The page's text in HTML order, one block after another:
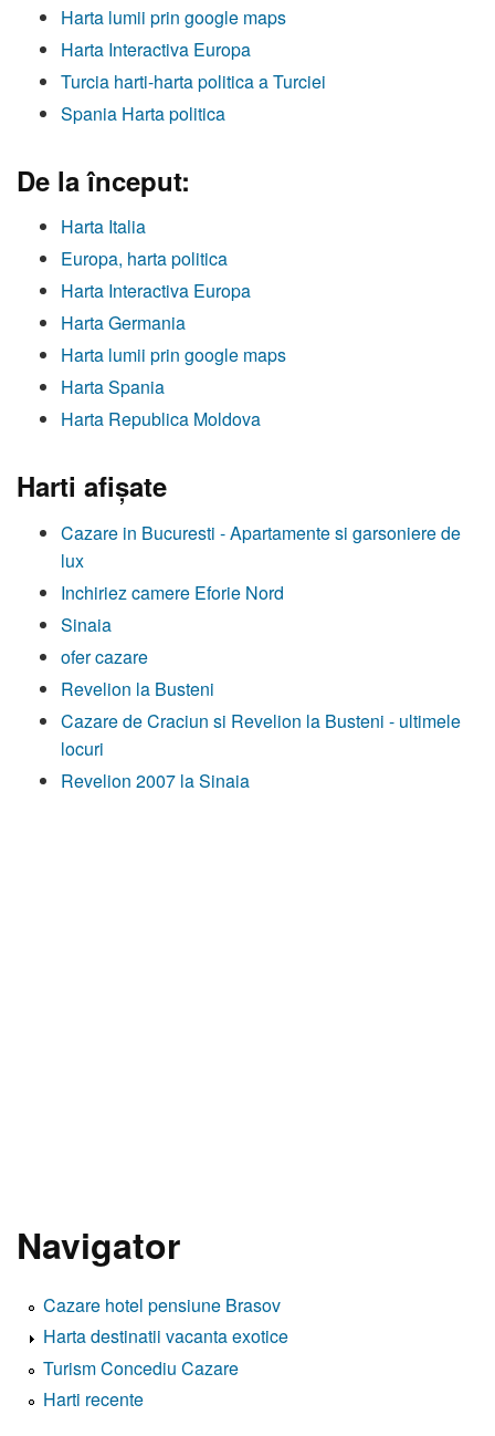
Harta lumii prin google maps
Harta Interactiva Europa
Turcia harti-harta politica a Turciei
Spania Harta politica
De la început:
Harta Italia
Europa, harta politica
Harta Interactiva Europa
Harta Germania
Harta lumii prin google maps
Harta Spania
Harta Republica Moldova
Harti afişate
Cazare in Bucuresti - Apartamente si garsoniere de
lux
Inchiriez camere Eforie Nord
Sinaia
ofer cazare
Revelion la Busteni
Cazare de Craciun si Revelion la Busteni - ultimele
locuri
Revelion 2007 la Sinaia
Navigator
Cazare hotel pensiune Brasov
Harta destinatii vacanta exotice
Turism Concediu Cazare
Harti recente